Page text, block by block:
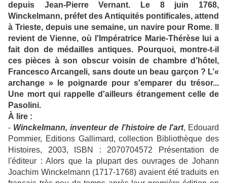
depuis Jean-Pierre Vernant. Le 8 juin 1768,
Winckelmann, préfet des Antiquités pontificales, attend
à Trieste, depuis une semaine, un navire pour Rome. Il
revient de Vienne, où l'Impératrice Marie-Thérèse lui a
fait don de médailles antiques. Pourquoi, montre-t-il
ces pièces à son obscur voisin de chambre d’hôtel,
Francesco Arcangeli, sans doute un beau garçon ? L’«
archange » le poignarde pour s'emparer du trésor...
Une mort qui rappelle d'ailleurs étrangement celle de
Pasolini.
À lire :
- Winckelmann, inventeur de l'histoire de l'art, Edouard
Pommier, Editions Gallimard, collection Bibliothèque des
Histoires, 2003, ISBN : 2070704572 Présentation de
l'éditeur : Alors que la plupart des ouvrages de Johann
Joachim Winckelmann (1717-1768) avaient été traduits en